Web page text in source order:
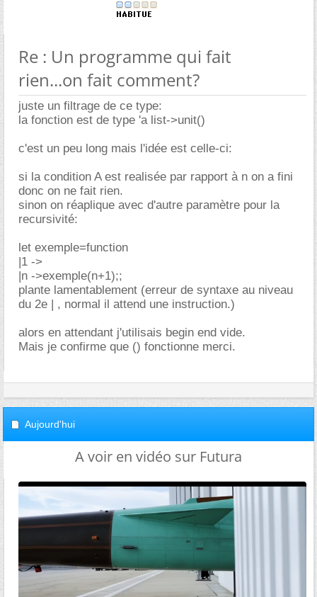
Re : Un programme qui fait
rien...on fait comment?
juste un filtrage de ce type:
la fonction est de type 'a list->unit()
c'est un peu long mais l'idée est celle-ci:
si la condition A est realisée par rapport à n on a fini
donc on ne fait rien.
sinon on réaplique avec d'autre paramètre pour la
recursivité:
let exemple=function
|1 ->
|n ->exemple(n+1);;
plante lamentablement (erreur de syntaxe au niveau
du 2e | , normal il attend une instruction.)
alors en attendant j'utilisais begin end vide.
Mais je confirme que () fonctionne merci.
Aujourd'hui
A voir en vidéo sur Futura